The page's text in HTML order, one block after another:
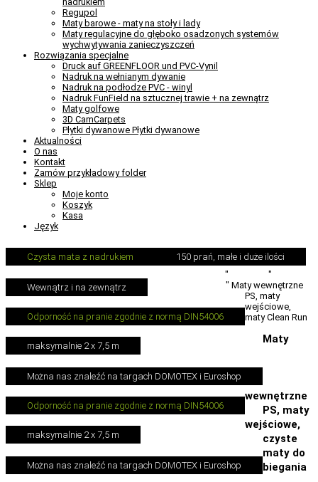
Regupol
Maty barowe - maty na stoły i lady
Maty regulacyjne do głęboko osadzonych systemów
wychwytywania zanieczyszczeń
Rozwiązania specjalne
Druck auf GREENFLOOR und PVC-Vynil
Nadruk na wełnianym dywanie
Nadruk na podłodze PVC - winyl
Nadruk FunField na sztucznej trawie + na zewnątrz
Maty golfowe
3D CamCarpets
Płytki dywanowe Płytki dywanowe
Aktualności
O nas
Kontakt
Zamów przykładowy folder
Sklep
Moje konto
Koszyk
Kasa
Język
Czysta mata z nadrukiem 150 prań, małe i duże ilości
Wewnątrz i na zewnątrz
Odporność na pranie zgodnie z normą DIN54006
maksymalnie 2 x 7,5 m
Można nas znaleźć na targach DOMOTEX i Euroshop
Odporność na pranie zgodnie z normą DIN54006
maksymalnie 2 x 7,5 m
Można nas znaleźć na targach DOMOTEX i Euroshop
" "
" Maty wewnętrzne
PS, maty
wejściowe,
maty Clean Run
Maty
wewnętrzne
PS, maty
wejściowe,
czyste
maty do
biegania